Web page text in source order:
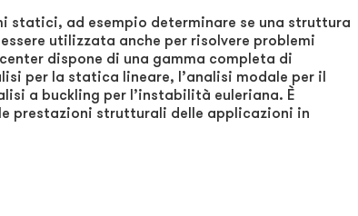
statici, ad esempio determinare se una struttura
utilizzata anche per risolvere problemi
dispone di una gamma completa di
per la statica lineare, l’analisi modale per il
a buckling per l’instabilità euleriana. È
prestazioni strutturali delle applicazioni in